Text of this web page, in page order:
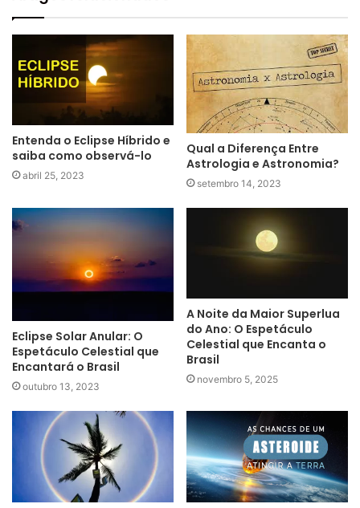
Entenda o Eclipse Híbrido e
saiba como observá-lo
abril 25, 2023
Qual a Diferença Entre
Astrologia e Astronomia?
setembro 14, 2023
Eclipse Solar Anular: O
Espetáculo Celestial que
Encantará o Brasil
outubro 13, 2023
A Noite da Maior Superlua
do Ano: O Espetáculo
Celestial que Encanta o
Brasil
novembro 5, 2025